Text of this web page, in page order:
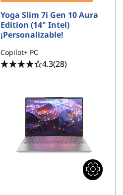
Yoga Slim 7i Gen 10 Aura
Edition (14" Intel)
¡Personalizable!
Copilot+ PC
4.3(28)